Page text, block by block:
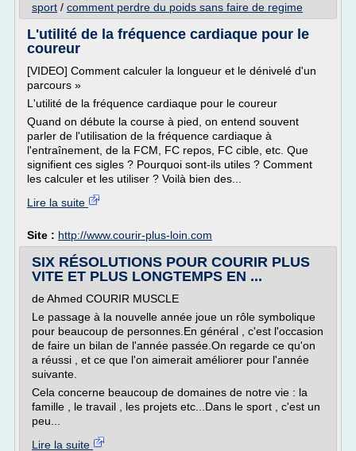
sport / comment perdre du poids sans faire de regime
L'utilité de la fréquence cardiaque pour le
coureur
[VIDEO] Comment calculer la longueur et le dénivelé d'un
parcours »
L'utilité de la fréquence cardiaque pour le coureur
Quand on débute la course à pied, on entend souvent
parler de l'utilisation de la fréquence cardiaque à
l'entraînement, de la FCM, FC repos, FC cible, etc. Que
signifient ces sigles ? Pourquoi sont-ils utiles ? Comment
les calculer et les utiliser ? Voilà bien des...
Lire la suite
Site : http://www.courir-plus-loin.com
SIX RÉSOLUTIONS POUR COURIR PLUS
VITE ET PLUS LONGTEMPS EN ...
de Ahmed COURIR MUSCLE
Le passage à la nouvelle année joue un rôle symbolique
pour beaucoup de personnes.En général , c'est l'occasion
de faire un bilan de l'année passée.On regarde ce qu'on
a réussi , et ce que l'on aimerait améliorer pour l'année
suivante.
Cela concerne beaucoup de domaines de notre vie : la
famille , le travail , les projets etc...Dans le sport , c'est un
peu...
Lire la suite